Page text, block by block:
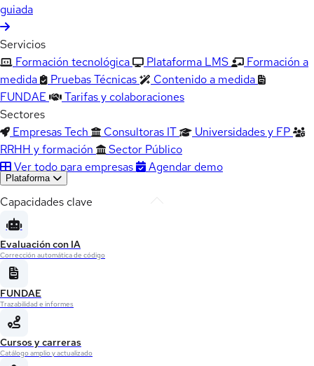
guiada
Servicios
Formación tecnológica
Plataforma LMS
Formación a
medida
Pruebas Técnicas
Contenido a medida
FUNDAE
Tarifas y colaboraciones
Sectores
Empresas Tech
Consultoras IT
Universidades y FP
RRHH y formación
Sector Público
Ver todo para empresas
Agendar demo
Plataforma
Capacidades clave
Evaluación con IA
Corrección automática de código
FUNDAE
Trazabilidad e informes
Cursos y carreras
Catálogo amplio y actualizado